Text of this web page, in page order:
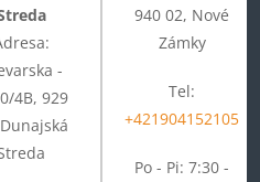
-
4B, 929
940 02, Nové
Zámky
Tel:
+421904152105
Po - Pi: 7:30 -